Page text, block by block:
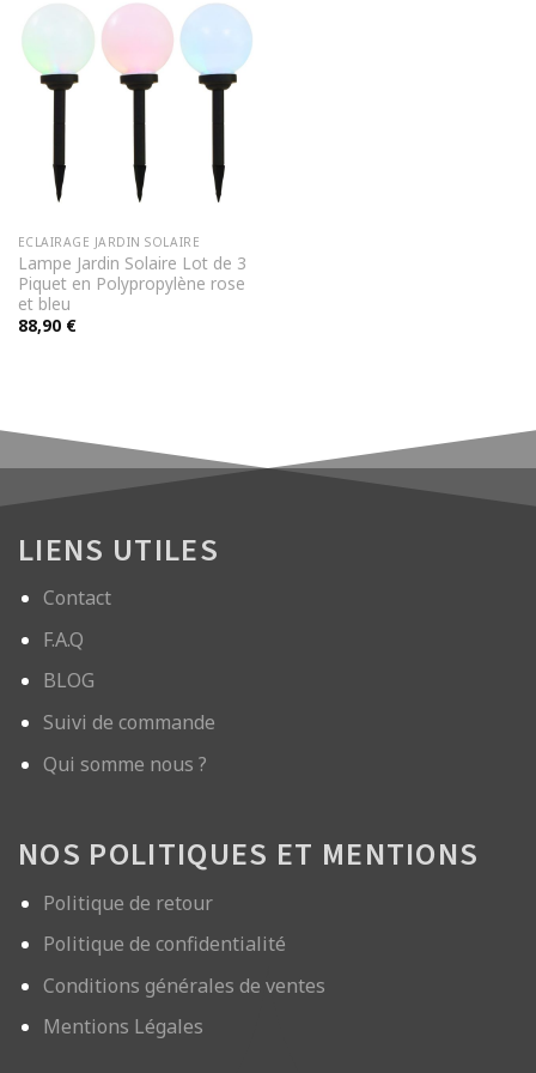
ECLAIRAGE JARDIN SOLAIRE
Lampe Jardin Solaire Lot de 3
Piquet en Polypropylène rose
et bleu
88,90 €
LIENS UTILES
Contact
F.A.Q
BLOG
Suivi de commande
Qui somme nous ?
NOS POLITIQUES ET MENTIONS
Politique de retour
Politique de confidentialité
Conditions générales de ventes
Mentions Légales